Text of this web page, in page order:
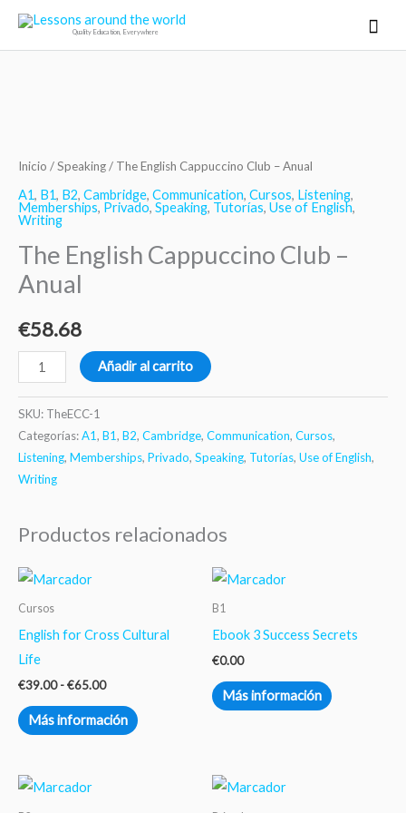
Quality Education, Everywhere
Inicio /Speaking/ The English Cappuccino Club – Anual
A1, B1, B2, Cambridge, Communication, Cursos, Listening,
Memberships, Privado, Speaking, Tutorías, Use of English,
Writing
The English Cappuccino Club –
Anual
€58.68
Cappuccino
Club
-
cantidad
Añadir al carrito
SKU: TheECC-1
Categorías:A1, B1, B2, Cambridge, Communication, Cursos,
Listening, Memberships, Privado, Speaking, Tutorías, Use of English,
Writing
Productos relacionados
Cursos
English for Cross Cultural
Life
€39.00 -€65.00
€39.00
Más información
tiene
opciones
B1
Ebook 3 Success Secrets
€0.00
Más información